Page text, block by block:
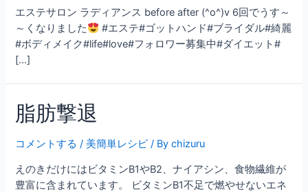
エステサロン ラディアンス before after (^o^)v 6回でうす～
～くなりました
#エステ#ゴットハンド#ブライダル#綺麗
#ボディメイク#life#love#フォロワー募集中#ダイエット#
[…]
脂肪撃退
コメントする / 美簡単レシピ / Bychizuru
えのきだけにはビタミンB1やB2、ナイアシン、食物繊維が
豊富に含まれています。 ビタミンB1不足で燃やせないエネ